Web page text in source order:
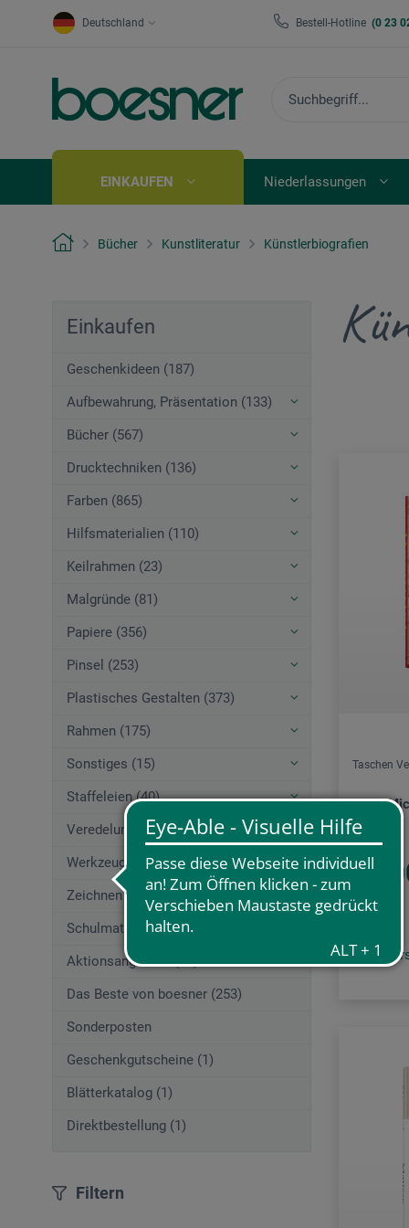
Deutschland Bestell-Hotline (0 23
EINKAUFEN Niederlassungen
Bücher Kunstliteratur Künstlerbiografien
Einkaufen
Geschenkideen (187)
Aufbewahrung, Präsentation (133)
Bücher (567)
Drucktechniken (136)
Farben (865)
Hilfsmaterialien (110)
Keilrahmen (23)
Malgründe (81)
Papiere (356)
Pinsel (253)
Plastisches Gestalten (373)
Rahmen (175)
Sonstiges (15)
Staffeleien (40)
Veredelungstechniken (83)
Werkzeuge (167)
Zeichnen (580)
Schulmaterial (195)
Aktionsangebote (29)
Das Beste von boesner (253)
Sonderposten
Geschenkgutscheine (1)
Blätterkatalog (1)
Direktbestellung (1)
Filtern
Taschen
Jean-
zzgl.